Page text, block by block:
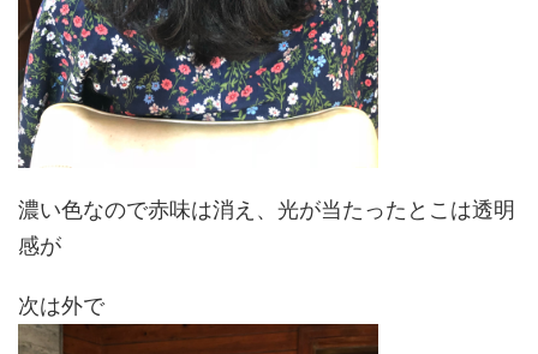
濃い色なので赤味は消え、光が当たったとこは透明
感が
次は外で